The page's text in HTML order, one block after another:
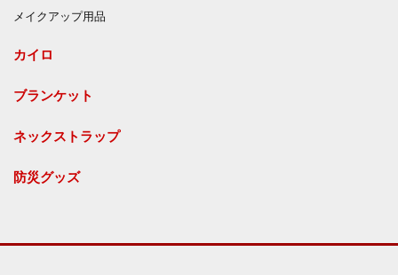
メイクアップ用品
カイロ
ブランケット
ネックストラップ
防災グッズ